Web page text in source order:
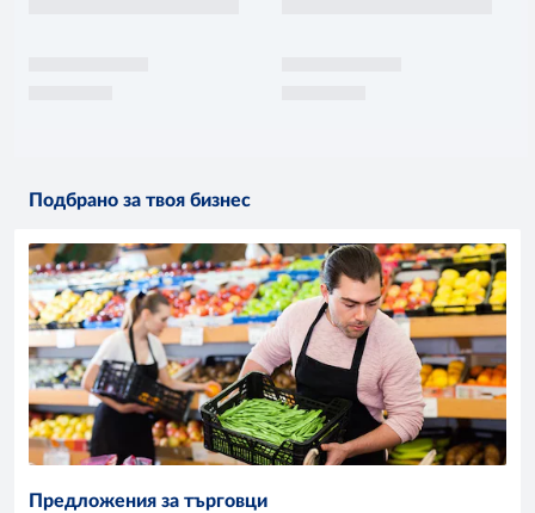
Подбрано за твоя бизнес
Предложения за търговци